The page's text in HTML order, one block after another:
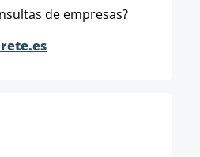
de empresas?